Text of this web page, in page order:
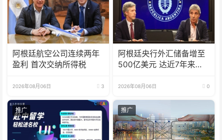
阿根廷航空公司连续两年
盈利 首次交纳所得税
2026年08月06日 3
阿根廷央行外汇储备增至
500亿美元 达近7年来最
2026年08月06日 0
推广 推广